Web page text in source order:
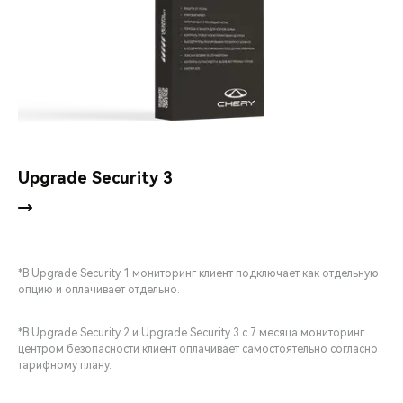
Upgrade Security 3
*В Upgrade Security 1 мониторинг клиент подключает как отдельную
опцию и оплачивает отдельно.
*В Upgrade Security 2 и Upgrade Security 3 с 7 месяца мониторинг
центром безопасности клиент оплачивает самостоятельно согласно
тарифному плану.